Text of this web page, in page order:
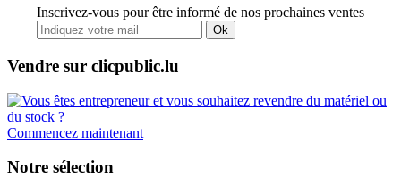
Inscrivez-vous pour être informé de nos prochaines ventes
Ok
Vendre sur clicpublic.lu
Commencez maintenant
Notre sélection